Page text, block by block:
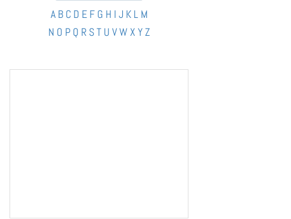
A B C D E F G H I J K L M
N O P Q R ST U VW X YZ